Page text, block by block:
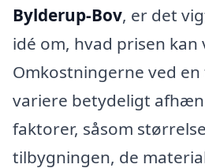
Bylderup-Bov, er det
idé om, hvad prisen
Omkostningerne ved
variere betydeligt
faktorer, såsom
tilbygningen, de